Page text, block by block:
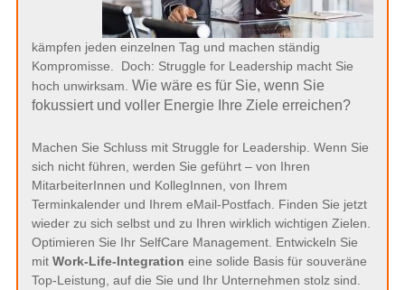
kämpfen jeden einzelnen Tag und machen ständig
Kompromisse. Doch: Struggle for Leadership macht Sie
hoch unwirksam. Wie wäre es für Sie, wenn Sie
fokussiert und voller Energie Ihre Ziele erreichen?
Machen Sie Schluss mit Struggle for Leadership. Wenn Sie
sich nicht führen, werden Sie geführt – von Ihren
MitarbeiterInnen und KollegInnen, von Ihrem
Terminkalender und Ihrem eMail-Postfach. Finden Sie jetzt
wieder zu sich selbst und zu Ihren wirklich wichtigen Zielen.
Optimieren Sie Ihr SelfCare Management. Entwickeln Sie
mit Work-Life-Integration eine solide Basis für souveräne
Top-Leistung, auf die Sie und Ihr Unternehmen stolz sind.